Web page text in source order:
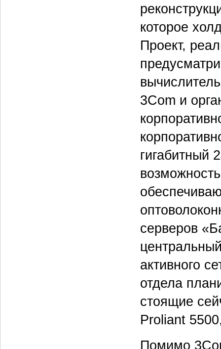
которое
Проект,
3Com и
гигабитный
серверов
активного
отдела
стоящие
Proliant
Помимо